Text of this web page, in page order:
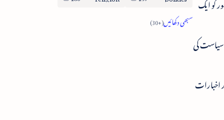
سیاست کی
اخبارات